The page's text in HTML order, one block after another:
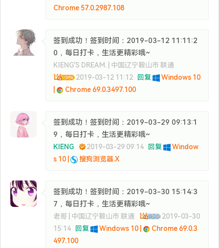
Chrome 57.0.2987.108
签到成功！签到时间：2019-03-12 11:11:2
0，每日打卡，生活更精彩哦~
KIENG'S DREAM. | 中国辽宁鞍山市 联通
2019-03-12 11:12
回复
Windows 10
Chrome 69.0.3497.100
签到成功！签到时间：2019-03-29 09:13:1
9，每日打卡，生活更精彩哦~
KIENG 2019-03-29 09:14 回复
Window
s 10 |
搜狗浏览器.X
签到成功！签到时间：2019-03-30 15:14:3
7，每日打卡，生活更精彩哦~
老哥 | 中国辽宁鞍山市 联通
2019-03-30
15:14
回复 Windows 10 |
Chrome 69.0.3
497.100